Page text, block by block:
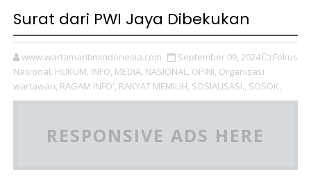
Surat dari PWI Jaya Dibekukan
www.wartamaritimindonesia.com September 09, 2024
Fokus
Nasional, HUKUM, INFO, MEDIA, NASIONAL, OPINI, Organisasi
wartawan, RAGAM INFO', RAKYAT MEMILIH, SOSIALISASI., SOSOK,
RESPONSIVE ADS HERE